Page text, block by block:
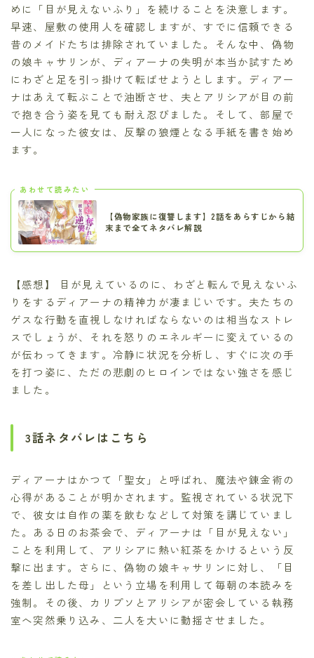
めに「目が見えないふり」を続けることを決意します。
早速、屋敷の使用人を確認しますが、すでに信頼できる
昔のメイドたちは排除されていました。そんな中、偽物
の娘キャサリンが、ディアーナの失明が本当か試すため
にわざと足を引っ掛けて転ばせようとします。ディアー
ナはあえて転ぶことで油断させ、夫とアリシアが目の前
で抱き合う姿を見ても耐え忍びました。そして、部屋で
一人になった彼女は、反撃の狼煙となる手紙を書き始め
ます。
あわせて読みたい
【偽物家族に復讐します】2話をあらすじから結
末まで全てネタバレ解説
【感想】 目が見えているのに、わざと転んで見えないふ
りをするディアーナの精神力が凄まじいです。夫たちの
ゲスな行動を直視しなければならないのは相当なストレ
スでしょうが、それを怒りのエネルギーに変えているの
が伝わってきます。冷静に状況を分析し、すぐに次の手
を打つ姿に、ただの悲劇のヒロインではない強さを感じ
ました。
3話ネタバレはこちら
ディアーナはかつて「聖女」と呼ばれ、魔法や錬金術の
心得があることが明かされます。監視されている状況下
で、彼女は自作の薬を飲むなどして対策を講じていまし
た。ある日のお茶会で、ディアーナは「目が見えない」
ことを利用して、アリシアに熱い紅茶をかけるという反
撃に出ます。さらに、偽物の娘キャサリンに対し、「目
を差し出した母」という立場を利用して毎朝の本読みを
強制。その後、カリプソとアリシアが密会している執務
室へ突然乗り込み、二人を大いに動揺させました。